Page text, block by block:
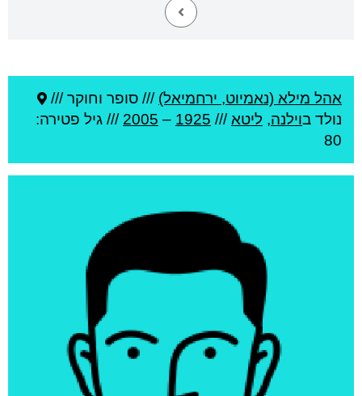
אהל מילא (נאמיוט, ירחמיאל) /// סופר וחוקר ///
נולד בוילנה, ליטא ///
1925
–
2005 /// גיל פטירה:
80